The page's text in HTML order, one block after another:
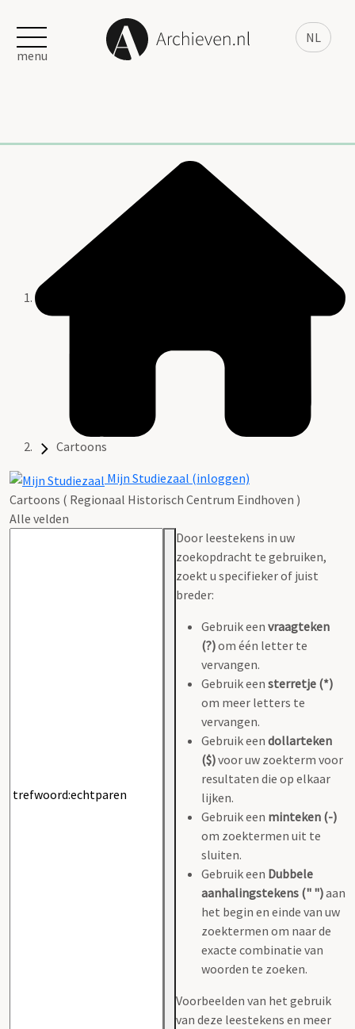
NL
menu
Cartoons
Mijn Studiezaal (inloggen)
Cartoons ( Regionaal Historisch Centrum Eindhoven )
Alle velden
Door leestekens in uw
zoekopdracht te gebruiken,
zoekt u specifieker of juist
breder:
Gebruik een vraagteken
(?)om één letter te
vervangen.
Gebruik een sterretje (*)
om meer letters te
vervangen.
Gebruik een dollarteken
($)voor uw zoekterm voor
resultaten die op elkaar
lijken.
Gebruik een minteken (-)
om zoektermen uit te
sluiten.
Gebruik een Dubbele
aanhalingstekens (" ")aan
het begin en einde van uw
zoektermen om naar de
exacte combinatie van
woorden te zoeken.
Voorbeelden van het gebruik
van deze leestekens en meer